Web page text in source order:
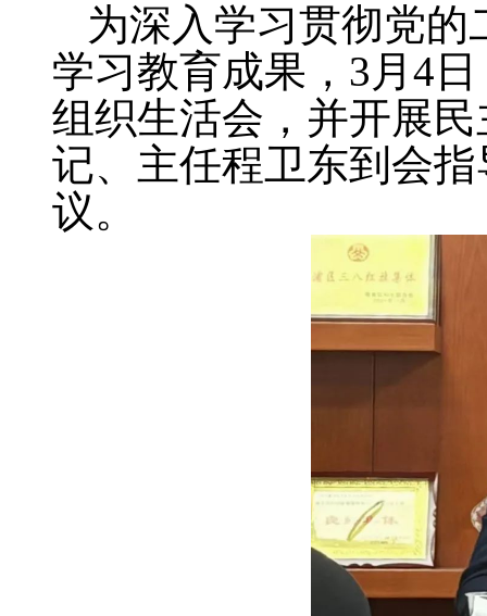
为深入学习贯彻党
学习教育成果， 3 月 4
组织生活会，并开展
记、主任程卫东到会
议。